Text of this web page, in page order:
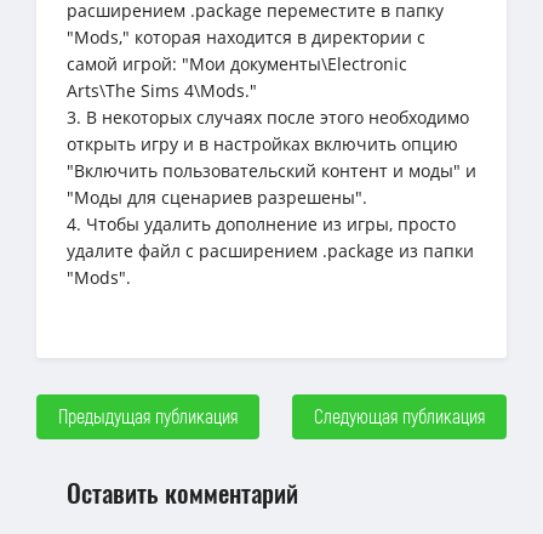
расширением .package переместите в папку
"Mods," которая находится в директории с
самой игрой: "Мои документы\Electronic
Arts\The Sims 4\Mods."
3. В некоторых случаях после этого необходимо
открыть игру и в настройках включить опцию
"Включить пользовательский контент и моды" и
"Моды для сценариев разрешены".
4. Чтобы удалить дополнение из игры, просто
удалите файл с расширением .package из папки
"Mods".
Предыдущая публикация Следующая публикация
Оставить комментарий